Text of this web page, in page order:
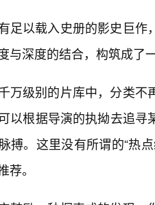
足以载入史册的影史巨作
与深度的结合，构筑成了
万级别的片库中，分类不
以根据导演的执拗去追
搏。这里没有所谓的“热
荐。